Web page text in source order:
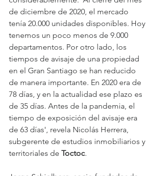
de diciembre de 2020, el mercado
tenía 20.000 unidades disponibles. Hoy
tenemos un poco menos de 9.000
departamentos. Por otro lado, los
tiempos de avisaje de una propiedad
en el Gran Santiago se han reducido
de manera importante. En 2020 era de
78 días, y en la actualidad ese plazo es
de 35 días. Antes de la pandemia, el
tiempo de exposición del avisaje era
de 63 días', revela Nicolás Herrera,
subgerente de estudios inmobiliarios y
territoriales de Toctoc.